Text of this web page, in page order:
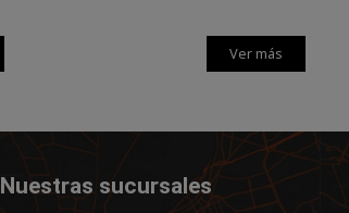
Ver más
Nuestras sucursales